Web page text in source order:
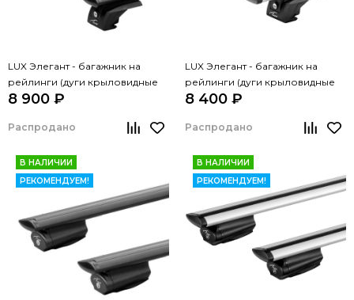
LUX Элегант - багажник на
рейлинги (дуги крыловидные
черные, 1,3м)
8 900 ₽
Распродано
LUX Элегант - багажник на
рейлинги (дуги крыловидные
серые, 1,3м)
8 400 ₽
Распродано
В НАЛИЧИИ
РЕКОМЕНДУЕМ!
В НАЛИЧИИ
РЕКОМЕНДУЕМ!